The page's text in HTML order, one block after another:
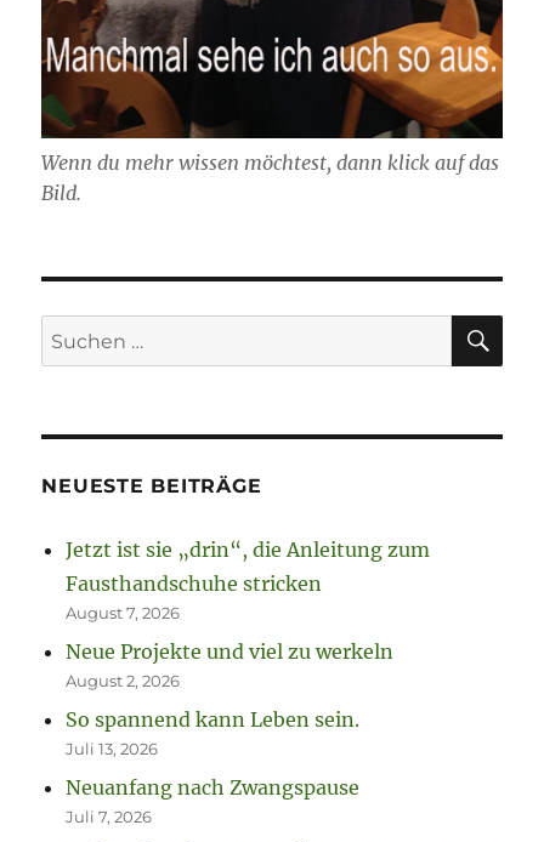
Wenn du mehr wissen möchtest, dann klick auf das
Bild.
Suchen
nach:
NEUESTE BEITRÄGE
Jetzt ist sie „drin“, die Anleitung zum
Fausthandschuhe stricken
August 7, 2026
Neue Projekte und viel zu werkeln
August 2, 2026
So spannend kann Leben sein.
Juli 13, 2026
Neuanfang nach Zwangspause
Juli 7, 2026